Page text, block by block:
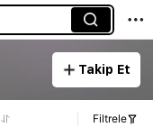
Takip Et
Filtrele